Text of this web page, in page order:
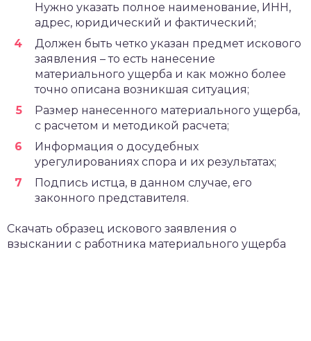
Нужно указать полное наименование, ИНН,
адрес, юридический и фактический;
Должен быть четко указан предмет искового
заявления – то есть нанесение
материального ущерба и как можно более
точно описана возникшая ситуация;
Размер нанесенного материального ущерба,
с расчетом и методикой расчета;
Информация о досудебных
урегулированиях спора и их результатах;
Подпись истца, в данном случае, его
законного представителя.
Скачать образец искового заявления о
взыскании с работника материального ущерба